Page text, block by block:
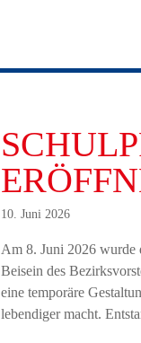
10. Juni 2026
Am 8. Juni 2026 wurde
Beisein des
eine temporäre
lebendiger macht.